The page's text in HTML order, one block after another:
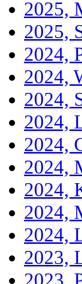
2025,
2025,
2024,
2024,
2024,
2024,
2024,
2024,
2024,
2024,
2024,
2023,